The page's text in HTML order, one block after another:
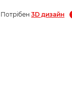
Потрібен 3D дизайн